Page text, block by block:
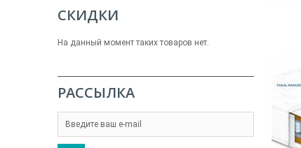
СКИДКИ
На данный момент таких товаров нет.
РАССЫЛКА